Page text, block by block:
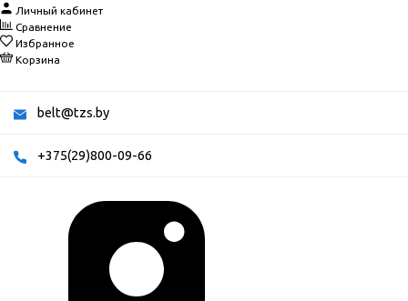
Личный кабинет
Сравнение
Избранное
Корзина
belt@tzs.by
+375(29)800-09-66